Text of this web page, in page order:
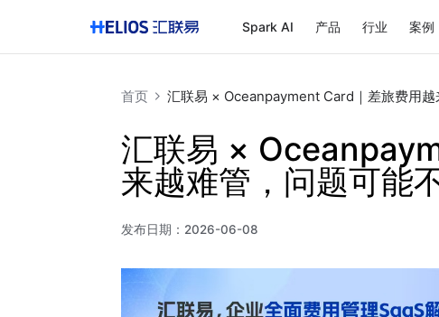
Spark AI 产品 行业 案例
首页 汇联易 × Oceanpayment Card｜差旅费用
汇联易 ×
来越难管，问题可能
发布日期： 2026-06-08